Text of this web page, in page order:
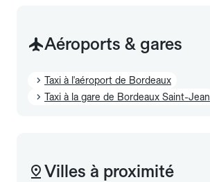
Aéroports & gares
Taxi à l'aéroport de Bordeaux
Taxi à la gare de Bordeaux Saint-Jean
Villes à proximité